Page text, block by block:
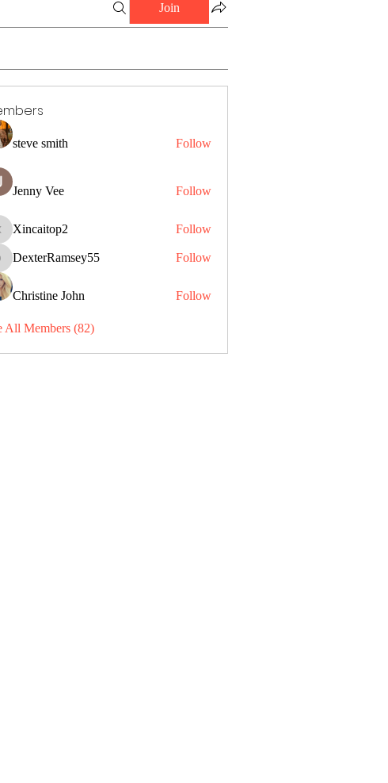
Join
steve smith Follow
Jenny Vee Follow
Xincaitop2
Xincaitop2 Follow
DexterRamsey55
DexterRamsey55 Follow
Christine John Follow
All Members (82)